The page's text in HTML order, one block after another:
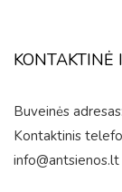
KONTAKTINĖ
Buveinės
Kontaktinis
info@antsienos.lt